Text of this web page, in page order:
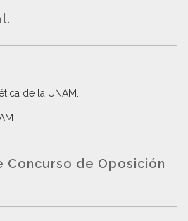
de la UNAM
Concurso de Oposición